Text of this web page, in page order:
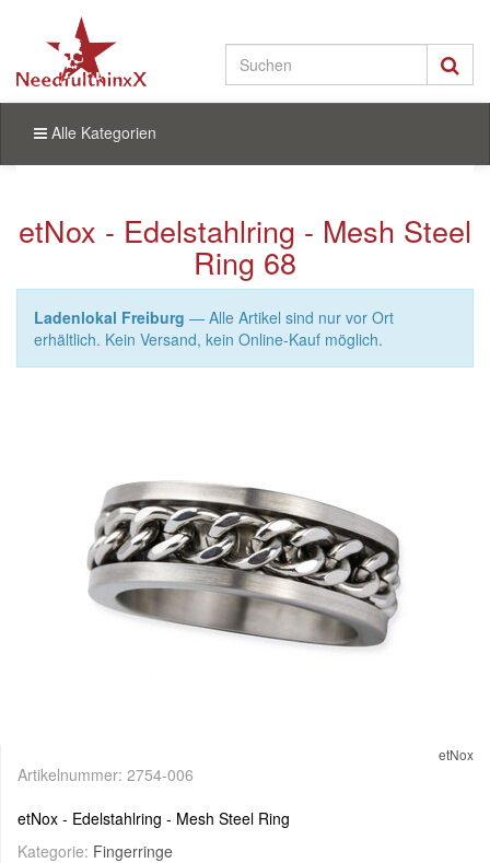
Alle Kategorien
etNox - Edelstahlring - Mesh Steel
Ring 68
Ladenlokal Freiburg — Alle Artikel sind nur vor Ort
erhältlich. Kein Versand, kein Online-Kauf möglich.
etNox
Artikelnummer: 2754-006
etNox - Edelstahlring - Mesh Steel Ring
Kategorie: Fingerringe